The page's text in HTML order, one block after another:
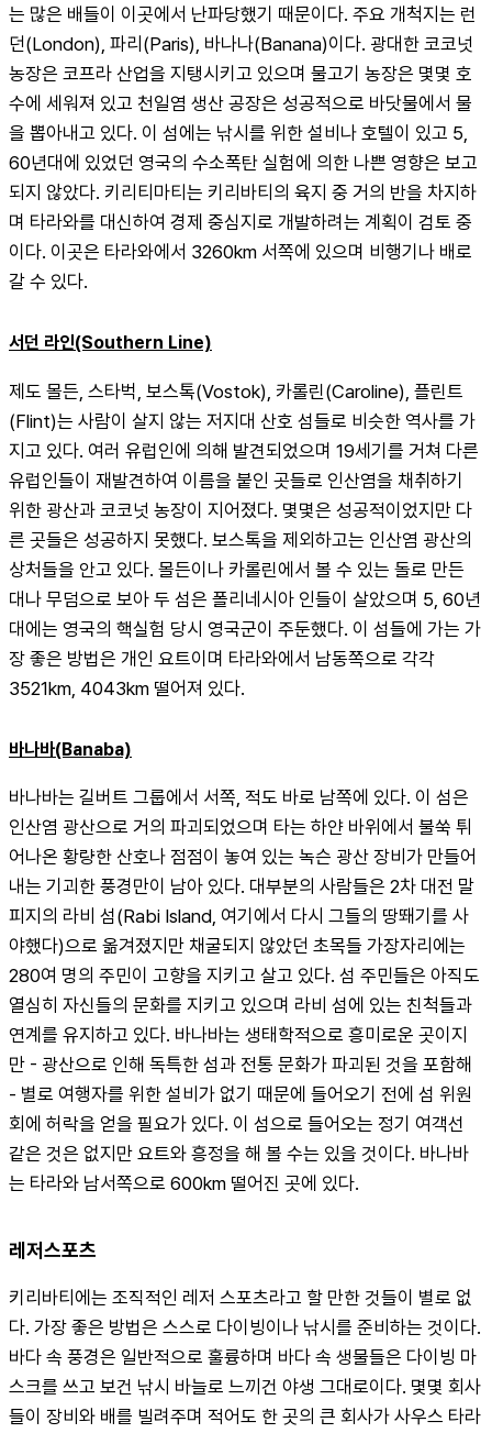
는 많은 배들이 이곳에서 난파당했기 때문이다. 주요 개척지는 런
던(London), 파리(Paris), 바나나(Banana)이다. 광대한 코코넛
농장은 코프라 산업을 지탱시키고 있으며 물고기 농장은 몇몇 호
수에 세워져 있고 천일염 생산 공장은 성공적으로 바닷물에서 물
을 뽑아내고 있다. 이 섬에는 낚시를 위한 설비나 호텔이 있고 5,
60년대에 있었던 영국의 수소폭탄 실험에 의한 나쁜 영향은 보고
되지 않았다. 키리티마티는 키리바티의 육지 중 거의 반을 차지하
며 타라와를 대신하여 경제 중심지로 개발하려는 계획이 검토 중
이다. 이곳은 타라와에서 3260km 서쪽에 있으며 비행기나 배로
갈 수 있다.
서던 라인(Southern Line)
제도 몰든, 스타벅, 보스톡(Vostok), 카롤린(Caroline), 플린트
(Flint)는 사람이 살지 않는 저지대 산호 섬들로 비슷한 역사를 가
지고 있다. 여러 유럽인에 의해 발견되었으며 19세기를 거쳐 다른
유럽인들이 재발견하여 이름을 붙인 곳들로 인산염을 채취하기
위한 광산과 코코넛 농장이 지어졌다. 몇몇은 성공적이었지만 다
른 곳들은 성공하지 못했다. 보스톡을 제외하고는 인산염 광산의
상처들을 안고 있다. 몰든이나 카롤린에서 볼 수 있는 돌로 만든
대나 무덤으로 보아 두 섬은 폴리네시아 인들이 살았으며 5, 60년
대에는 영국의 핵실험 당시 영국군이 주둔했다. 이 섬들에 가는 가
장 좋은 방법은 개인 요트이며 타라와에서 남동쪽으로 각각
3521km, 4043km 떨어져 있다.
바나바(Banaba)
바나바는 길버트 그룹에서 서쪽, 적도 바로 남쪽에 있다. 이 섬은
인산염 광산으로 거의 파괴되었으며 타는 하얀 바위에서 불쑥 튀
어나온 황량한 산호나 점점이 놓여 있는 녹슨 광산 장비가 만들어
내는 기괴한 풍경만이 남아 있다. 대부분의 사람들은 2차 대전 말
피지의 라비 섬(Rabi Island, 여기에서 다시 그들의 땅뙈기를 사
야했다)으로 옮겨졌지만 채굴되지 않았던 초목들 가장자리에는
280여 명의 주민이 고향을 지키고 살고 있다. 섬 주민들은 아직도
열심히 자신들의 문화를 지키고 있으며 라비 섬에 있는 친척들과
연계를 유지하고 있다. 바나바는 생태학적으로 흥미로운 곳이지
만 - 광산으로 인해 독특한 섬과 전통 문화가 파괴된 것을 포함해
- 별로 여행자를 위한 설비가 없기 때문에 들어오기 전에 섬 위원
회에 허락을 얻을 필요가 있다. 이 섬으로 들어오는 정기 여객선
같은 것은 없지만 요트와 흥정을 해 볼 수는 있을 것이다. 바나바
는 타라와 남서쪽으로 600km 떨어진 곳에 있다.
레저스포츠
키리바티에는 조직적인 레저 스포츠라고 할 만한 것들이 별로 없
다. 가장 좋은 방법은 스스로 다이빙이나 낚시를 준비하는 것이다.
바다 속 풍경은 일반적으로 훌륭하며 바다 속 생물들은 다이빙 마
스크를 쓰고 보건 낚시 바늘로 느끼건 야생 그대로이다. 몇몇 회사
들이 장비와 배를 빌려주며 적어도 한 곳의 큰 회사가 사우스 타라